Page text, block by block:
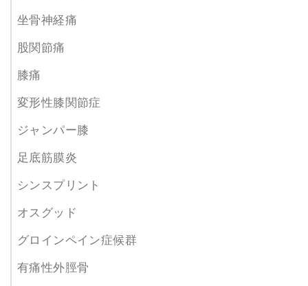
坐骨神経痛
股関節痛
膝痛
変形性膝関節症
ジャンパー膝
足底筋膜炎
シンスプリント
オスグッド
グロインペイン症候群
有痛性外脛骨